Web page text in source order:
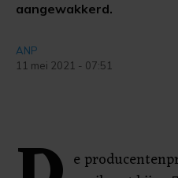
aangewakkerd.
ANP
11 mei 2021 - 07:51
e